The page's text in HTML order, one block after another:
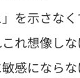
を示さなく
れ想像しな
感にならな